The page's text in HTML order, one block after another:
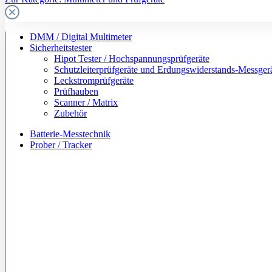
DMM / Digital Multimeter
Sicherheitstester
Hipot Tester / Hochspannungsprüfgeräte
Schutzleiterprüfgeräte und Erdungswiderstands-
Leckstromprüfgeräte
Prüfhauben
Scanner / Matrix
Zubehör
Batterie-Messtechnik
Prober / Tracker